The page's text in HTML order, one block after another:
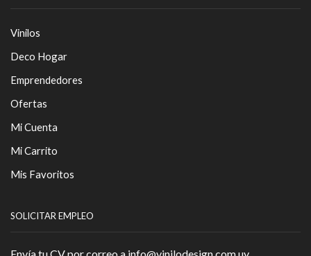
Vinilos
Deco Hogar
Emprendedores
Ofertas
Mi Cuenta
Mi Carrito
Mis Favoritos
SOLICITAR EMPLEO